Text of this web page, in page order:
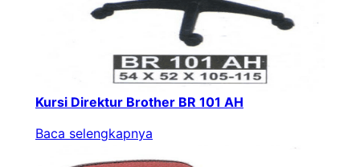
Kursi Direktur Brother BR 101 AH
Baca selengkapnya